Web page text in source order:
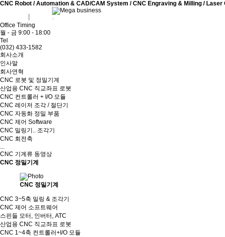
CNC Robot / Automation & CAD/CAM System / CNC Engraving & Milling /
Office Timing
월 - 금 9:00 - 18:00
Tel
(032) 433-1582
회사소개
인사말
회사연혁
CNC 로봇 및 정밀기계
산업용 CNC 직교좌표 로봇
CNC 컨트롤러 + I/O 모듈
CNC 레이저 조각 / 절단기
CNC 자동화 정밀 부품
CNC 제어 Software
CNC 밀링기.. 조각기
CNC 회전축
...
CNC 기계류 동영상
CNC 정밀기계
CNC 정밀기계
CNC 3~5축 밀링 & 조각기
CNC 제어 소프트웨어
스핀들 모터, 인버터, ATC
산업용 CNC 직교좌표 로봇
CNC 1~4축 컨트롤러+I/O 모듈